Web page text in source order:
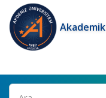
Ara